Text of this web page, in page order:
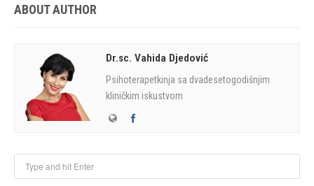
ABOUT AUTHOR
Dr.sc. Vahida Djedović
Psihoterapetkinja sa dvadesetogodišnjim
kliničkim iskustvom